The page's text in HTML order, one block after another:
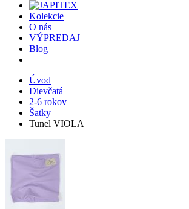
Kolekcie
O nás
VÝPREDAJ
Blog
Úvod
Dievčatá
2-6 rokov
Šatky
Tunel VIOLA